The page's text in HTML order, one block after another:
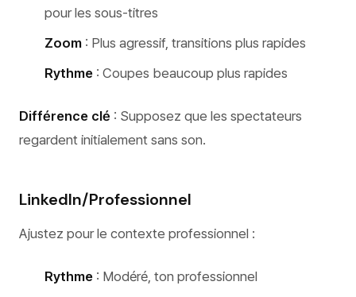
pour les sous-titres
Zoom : Plus agressif, transitions plus rapides
Rythme : Coupes beaucoup plus rapides
Différence clé : Supposez que les spectateurs
regardent initialement sans son.
LinkedIn/Professionnel
Ajustez pour le contexte professionnel :
Rythme : Modéré, ton professionnel